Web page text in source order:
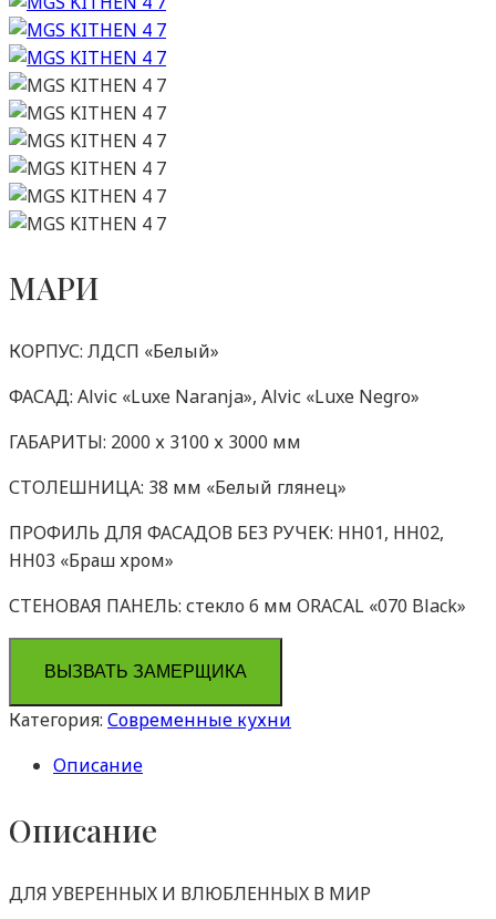
МАРИ
КОРПУС: ЛДСП «Белый»
ФАСАД: Alviс «Luxe Naranja», Alviс «Luxe Negro»
ГАБАРИТЫ: 2000 х 3100 х 3000 мм
СТОЛЕШНИЦА: 38 мм «Белый глянец»
ПРОФИЛЬ ДЛЯ ФАСАДОВ БЕЗ РУЧЕК: HН01, НН02,
НН03 «Браш хром»
СТЕНОВАЯ ПАНЕЛЬ: стекло 6 мм ORACAL «070 Black»
ВЫЗВАТЬ ЗАМЕРЩИКА
Категория: Современные кухни
Описание
Описание
ДЛЯ УВЕРЕННЫХ И ВЛЮБЛЕННЫХ В МИР